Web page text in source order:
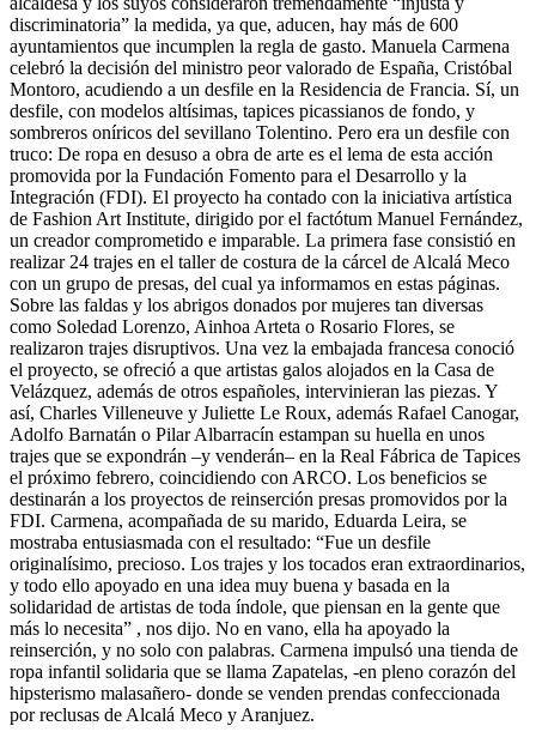
discriminatoria” la medida, ya que, aducen, hay más de 600
ayuntamientos que incumplen la regla de gasto. Manuela Carmena
celebró la decisión del ministro peor valorado de España, Cristóbal
Montoro, acudiendo a un desfile en la Residencia de Francia. Sí, un
desfile, con modelos altísimas, tapices picassianos de fondo, y
sombreros oníricos del sevillano Tolentino. Pero era un desfile con
truco: De ropa en desuso a obra de arte es el lema de esta acción
promovida por la Fundación Fomento para el Desarrollo y la
Integración (FDI). El proyecto ha contado con la iniciativa artística
de Fashion Art Institute, dirigido por el factótum Manuel Fernández,
un creador comprometido e imparable. La primera fase consistió en
realizar 24 trajes en el taller de costura de la cárcel de Alcalá Meco
con un grupo de presas, del cual ya informamos en estas páginas.
Sobre las faldas y los abrigos donados por mujeres tan diversas
como Soledad Lorenzo, Ainhoa Arteta o Rosario Flores, se
realizaron trajes disruptivos. Una vez la embajada francesa conoció
el proyecto, se ofreció a que artistas galos alojados en la Casa de
Velázquez, además de otros españoles, intervinieran las piezas. Y
así, Charles Villeneuve y Juliette Le Roux, además Rafael Canogar,
Adolfo Barnatán o Pilar Albarracín estampan su huella en unos
trajes que se expondrán –y venderán– en la Real Fábrica de Tapices
el próximo febrero, coincidiendo con ARCO. Los beneficios se
destinarán a los proyectos de reinserción presas promovidos por la
FDI. Carmena, acompañada de su marido, Eduarda Leira, se
mostraba entusiasmada con el resultado: “Fue un desfile
originalísimo, precioso. Los trajes y los tocados eran extraordinarios,
y todo ello apoyado en una idea muy buena y basada en la
solidaridad de artistas de toda índole, que piensan en la gente que
más lo necesita” , nos dijo. No en vano, ella ha apoyado la
reinserción, y no solo con palabras. Carmena impulsó una tienda de
ropa infantil solidaria que se llama Zapatelas, -en pleno corazón del
hipsterismo malasañero- donde se venden prendas confeccionada
por reclusas de Alcalá Meco y Aranjuez.